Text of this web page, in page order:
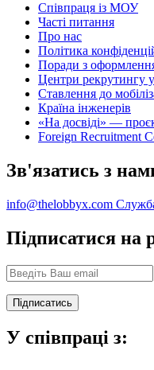
Співпраця із МОУ
Часті питання
Про нас
Політика
Поради з
Центри рекрутингу
Ставлення до
Країна інженерів
«На досвіді» —
Foreign Recruitment
Зв'язатись з
info@thelobbyx.com
Підписатися на
У співпраці з: